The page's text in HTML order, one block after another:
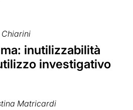
Chiarini
inutilizzabilità
investigativo
Matricardi